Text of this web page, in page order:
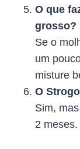
O que
grosso?
Se o
um
misture
O
Sim,
2